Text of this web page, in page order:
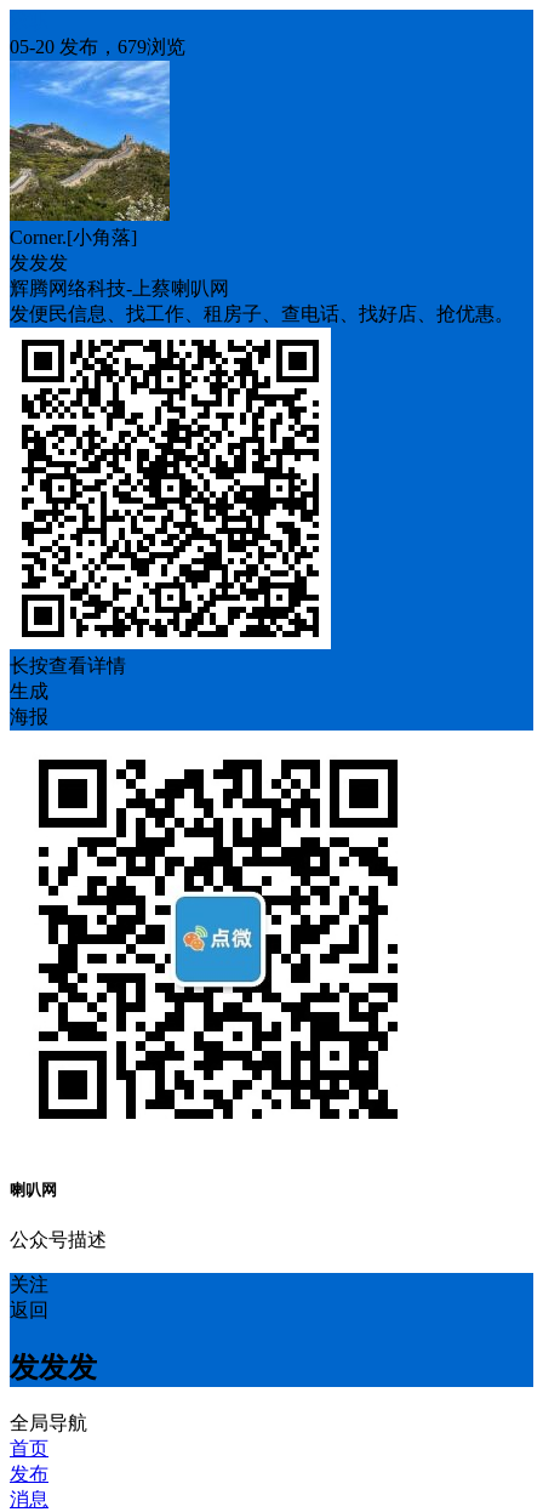
05-20 发布，679浏览
Corner.[小角落]
发发发
辉腾网络科技-上蔡喇叭网
发便民信息、找工作、租房子、查电话、找好店、抢优惠。
长按查看详情
生成
海报
喇叭网
公众号描述
关注
返回
发发发
全局导航
首页
发布
消息